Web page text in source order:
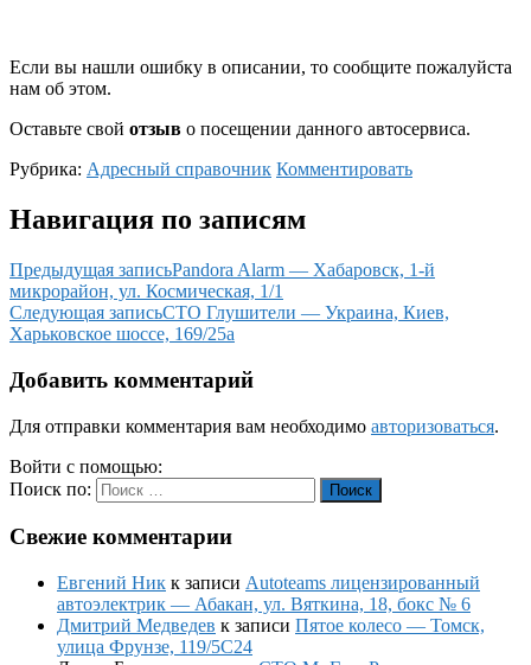
Если вы нашли ошибку в описании, то сообщите пожалуйста
нам об этом.
Оставьте свой отзыв о посещении данного автосервиса.
Рубрика: Адресный справочник Комментировать
Навигация по записям
Предыдущая записьPandora Alarm — Хабаровск, 1-й
микрорайон, ул. Космическая, 1/1
Следующая записьСТО Глушители — Украина, Киев,
Харьковское шоссе, 169/25а
Добавить комментарий
Для отправки комментария вам необходимо авторизоваться.
Войти с помощью:
Поиск по:
Поиск
Свежие комментарии
Евгений Ник к записи Autoteams лицензированный
автоэлектрик — Абакан, ул. Вяткина, 18, бокс № 6
Дмитрий Медведев к записи Пятое колесо — Томск,
улица Фрунзе, 119/5С24